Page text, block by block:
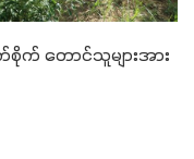
က် တောင်သူများအား